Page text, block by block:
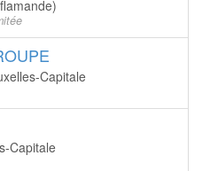
Capitale
Capitale